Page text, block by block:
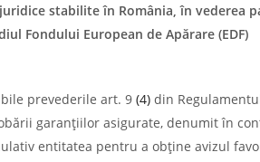
stabilite în România, în vederea
Fondului European de Apărare (EDF)
prevederile art. 9 (4) din
garanţiilor asigurate, denumit în
entitatea pentru a obţine avizul